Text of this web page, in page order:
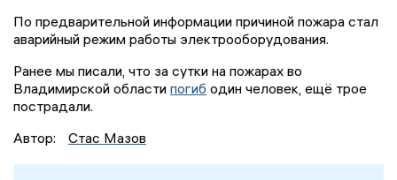
По предварительной информации причиной пожара стал
аварийный режим работы электрооборудования.
Ранее мы писали, что за сутки на пожарах во
Владимирской области погиб один человек, ещё трое
пострадали.
Автор:
Стас Мазов